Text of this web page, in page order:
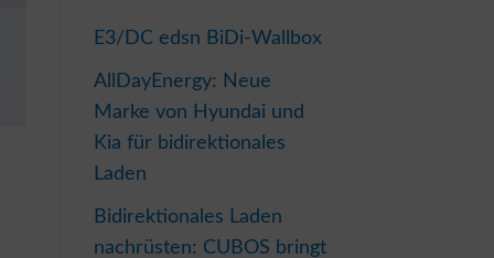
E3/DC edsn BiDi-Wallbox
AllDayEnergy: Neue
Marke von Hyundai und
Kia für bidirektionales
Laden
Bidirektionales Laden
nachrüsten: CUBOS bringt